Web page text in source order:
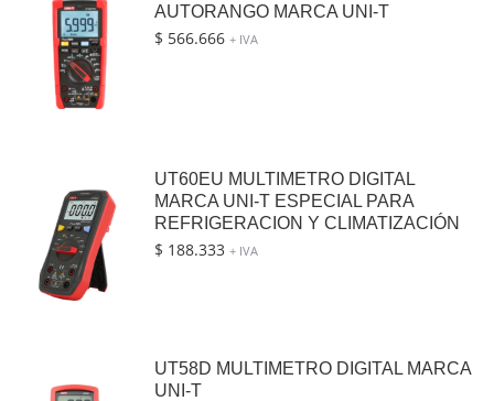
AUTORANGO MARCA UNI-T
$ 566.666 + IVA
UT60EU MULTIMETRO DIGITAL
MARCA UNI-T ESPECIAL PARA
REFRIGERACION Y CLIMATIZACIÓN
$ 188.333 + IVA
UT58D MULTIMETRO DIGITAL MARCA
UNI-T